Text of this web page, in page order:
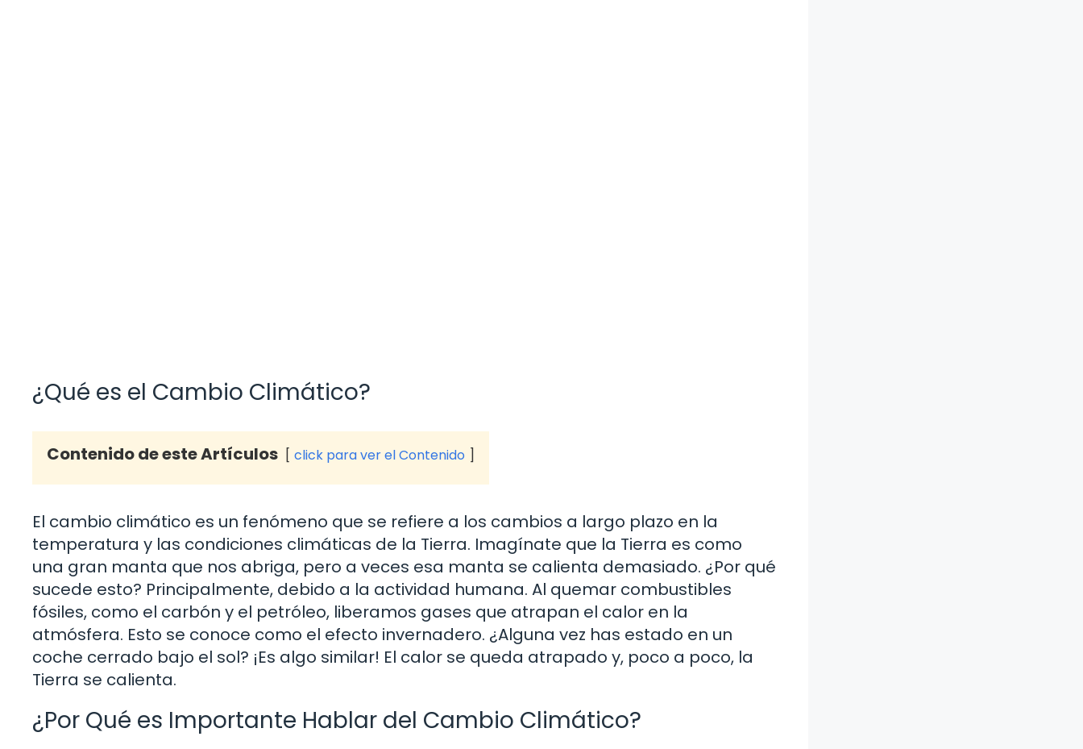
¿Qué es el Cambio Climático?
Contenido de este Artículos click para ver el Contenido
El cambio climático es un fenómeno que se refiere a los cambios a largo plazo en la
temperatura y las condiciones climáticas de la Tierra. Imagínate que la Tierra es como
una gran manta que nos abriga, pero a veces esa manta se calienta demasiado. ¿Por qué
sucede esto? Principalmente, debido a la actividad humana. Al quemar combustibles
fósiles, como el carbón y el petróleo, liberamos gases que atrapan el calor en la
atmósfera. Esto se conoce como el efecto invernadero. ¿Alguna vez has estado en un
coche cerrado bajo el sol? ¡Es algo similar! El calor se queda atrapado y, poco a poco, la
Tierra se calienta.
¿Por Qué es Importante Hablar del Cambio Climático?